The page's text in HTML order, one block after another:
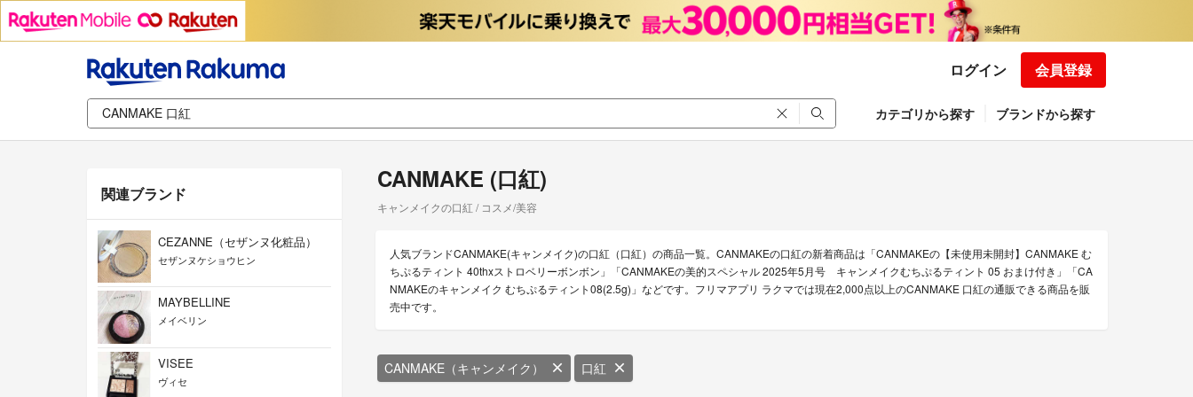
ログイン 会員登録
カテゴリから探す ブランドから探す
CANMAKE (口紅)
キャンメイクの口紅 / コスメ/美容
人気ブランドCANMAKE(キャンメイク)の口紅（口紅）の商品一覧。CANMAKEの口紅の新着商品は「CANMAKEの【未使用未開封】CANMAKE む
ちぷるティント 40thxストロベリーボンボン」「CANMAKEの美的スペシャル 2025年5月号 キャンメイクむちぷるティント 05 おまけ付き」「CA
NMAKEのキャンメイク むちぷるティント08(2.5g)」などです。フリマアプリ ラクマでは現在2,000点以上のCANMAKE 口紅の通販できる商品を販
売中です。
CANMAKE（キャンメイク） 口紅
関連ブランド
CEZANNE（セザンヌ化粧品）
セザンヌケショウヒン
MAYBELLINE
メイベリン
VISEE
ヴィセ